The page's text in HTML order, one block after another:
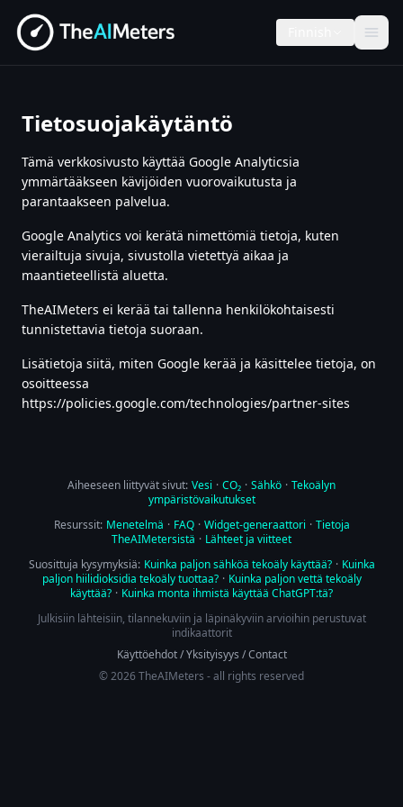
Tietosuojakäytäntö
Tämä verkkosivusto käyttää Google Analyticsia
ymmärtääkseen kävijöiden vuorovaikutusta ja
parantaakseen palvelua.
Google Analytics voi kerätä nimettömiä tietoja, kuten
vierailtuja sivuja, sivustolla vietettyä aikaa ja
maantieteellistä aluetta.
TheAIMeters ei kerää tai tallenna henkilökohtaisesti
tunnistettavia tietoja suoraan.
Lisätietoja siitä, miten Google kerää ja käsittelee tietoja, on
osoitteessa
https://policies.google.com/technologies/partner-sites
Aiheeseen liittyvät sivut: Vesi · CO₂ · Sähkö · Tekoälyn
ympäristövaikutukset
Resurssit: Menetelmä · FAQ · Widget-generaattori · Tietoja
TheAIMetersistä · Lähteet ja viitteet
Suosittuja kysymyksiä: Kuinka paljon sähköä tekoäly käyttää? · Kuinka
paljon hiilidioksidia tekoäly tuottaa? · Kuinka paljon vettä tekoäly
käyttää? · Kuinka monta ihmistä käyttää ChatGPT:tä?
Julkisiin lähteisiin, tilannekuviin ja läpinäkyviin arvioihin perustuvat
indikaattorit
Käyttöehdot/Yksityisyys /Contact
© 2026 TheAIMeters - all rights reserved